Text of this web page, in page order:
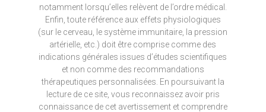
notamment lorsqu’elles relèvent de l’ordre médical.
Enfin, toute référence aux effets physiologiques
(sur le cerveau, le système immunitaire, la pression
artérielle, etc.) doit être comprise comme des
indications générales issues d’études scientifiques
et non comme des recommandations
thérapeutiques personnalisées. En poursuivant la
lecture de ce site, vous reconnaissez avoir pris
connaissance de cet avertissement et comprendre